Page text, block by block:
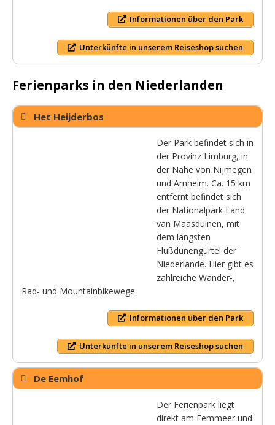
Informationen über den Park
Unterkünfte in unserem Reiseshop suchen
Ferienparks in den Niederlanden
Het Heijderbos
Der Park befindet sich in
der Provinz Limburg, in
der Nähe von Nijmegen
und Arnheim. Ca. 15 km
entfernt befindet sich
der Nationalpark Land
van Maasduinen, mit
dem längsten
Flußdünengürtel der
Niederlande. Hier gibt es
zahlreiche Wander-,
Rad- und Mountainbikewege.
Informationen über den Park
Unterkünfte in unserem Reiseshop suchen
De Eemhof
Der Ferienpark liegt
direkt am Eemmeer und